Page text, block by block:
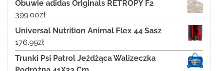
Obuwie adidas Originals RETROPY F2
399.00zł
Universal Nutrition Animal Flex 44 Sasz
176.99zł
Trunki Psi Patrol Jeżdżąca Walizeczka